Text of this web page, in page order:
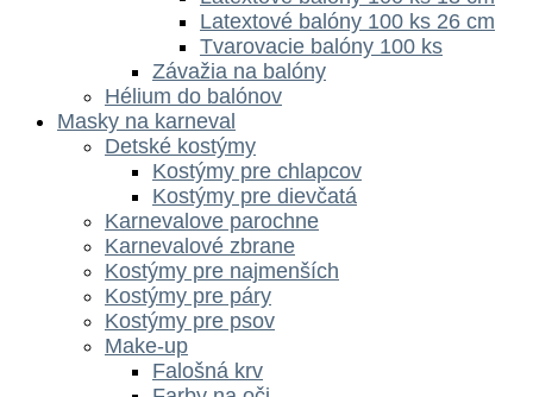
Latextové balóny 100 ks 26 cm
Tvarovacie balóny 100 ks
Závažia na balóny
Hélium do balónov
Masky na karneval
Detské kostýmy
Kostýmy pre chlapcov
Kostýmy pre dievčatá
Karnevalove parochne
Karnevalové zbrane
Kostýmy pre najmenších
Kostýmy pre páry
Kostýmy pre psov
Make-up
Falošná krv